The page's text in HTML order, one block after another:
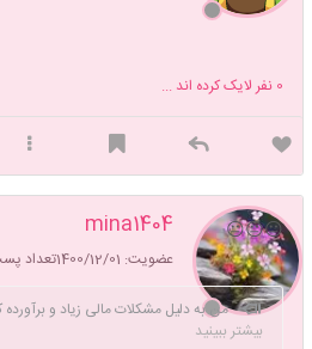
0 نفر لایک کرده اند ...
mina1404
عضویت: 1400/12/01 تعداد پست:
😐😐😐
من به دلیل مشکلات مالی زیاد و برآورده
به نیت حوائج و هدیه به اموات و چله های
بیشتر ببینید